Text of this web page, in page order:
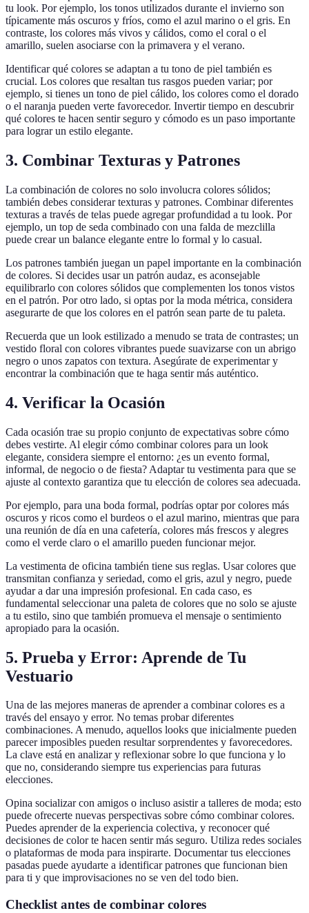
tu look. Por ejemplo, los tonos utilizados durante el invierno son
típicamente más oscuros y fríos, como el azul marino o el gris. En
contraste, los colores más vivos y cálidos, como el coral o el
amarillo, suelen asociarse con la primavera y el verano.
Identificar qué colores se adaptan a tu tono de piel también es
crucial. Los colores que resaltan tus rasgos pueden variar; por
ejemplo, si tienes un tono de piel cálido, los colores como el dorado
o el naranja pueden verte favorecedor. Invertir tiempo en descubrir
qué colores te hacen sentir seguro y cómodo es un paso importante
para lograr un estilo elegante.
3. Combinar Texturas y Patrones
La combinación de colores no solo involucra colores sólidos;
también debes considerar texturas y patrones. Combinar diferentes
texturas a través de telas puede agregar profundidad a tu look. Por
ejemplo, un top de seda combinado con una falda de mezclilla
puede crear un balance elegante entre lo formal y lo casual.
Los patrones también juegan un papel importante en la combinación
de colores. Si decides usar un patrón audaz, es aconsejable
equilibrarlo con colores sólidos que complementen los tonos vistos
en el patrón. Por otro lado, si optas por la moda métrica, considera
asegurarte de que los colores en el patrón sean parte de tu paleta.
Recuerda que un look estilizado a menudo se trata de contrastes; un
vestido floral con colores vibrantes puede suavizarse con un abrigo
negro o unos zapatos con textura. Asegúrate de experimentar y
encontrar la combinación que te haga sentir más auténtico.
4. Verificar la Ocasión
Cada ocasión trae su propio conjunto de expectativas sobre cómo
debes vestirte. Al elegir cómo combinar colores para un look
elegante, considera siempre el entorno: ¿es un evento formal,
informal, de negocio o de fiesta? Adaptar tu vestimenta para que se
ajuste al contexto garantiza que tu elección de colores sea adecuada.
Por ejemplo, para una boda formal, podrías optar por colores más
oscuros y ricos como el burdeos o el azul marino, mientras que para
una reunión de día en una cafetería, colores más frescos y alegres
como el verde claro o el amarillo pueden funcionar mejor.
La vestimenta de oficina también tiene sus reglas. Usar colores que
transmitan confianza y seriedad, como el gris, azul y negro, puede
ayudar a dar una impresión profesional. En cada caso, es
fundamental seleccionar una paleta de colores que no solo se ajuste
a tu estilo, sino que también promueva el mensaje o sentimiento
apropiado para la ocasión.
5. Prueba y Error: Aprende de Tu
Vestuario
Una de las mejores maneras de aprender a combinar colores es a
través del ensayo y error. No temas probar diferentes
combinaciones. A menudo, aquellos looks que inicialmente pueden
parecer imposibles pueden resultar sorprendentes y favorecedores.
La clave está en analizar y reflexionar sobre lo que funciona y lo
que no, considerando siempre tus experiencias para futuras
elecciones.
Opina socializar con amigos o incluso asistir a talleres de moda; esto
puede ofrecerte nuevas perspectivas sobre cómo combinar colores.
Puedes aprender de la experiencia colectiva, y reconocer qué
decisiones de color te hacen sentir más seguro. Utiliza redes sociales
o plataformas de moda para inspirarte. Documentar tus elecciones
pasadas puede ayudarte a identificar patrones que funcionan bien
para ti y que improvisaciones no se ven del todo bien.
Checklist antes de combinar colores